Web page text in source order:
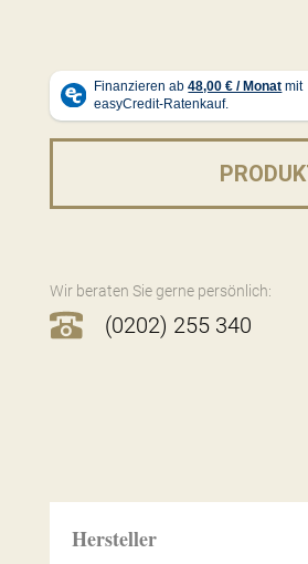
Wir beraten Sie gerne persönlich:
(0202) 255 340
Hersteller